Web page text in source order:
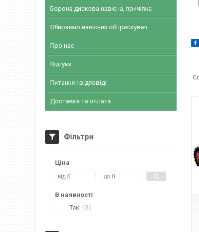
Борона дискова навісна, причіпна
Обираємо навісний обприскувач
Про нас
Відгуки
Питання і відповіді
Доставка та оплата
Фільтри
Ціна
В наявності
Так
3